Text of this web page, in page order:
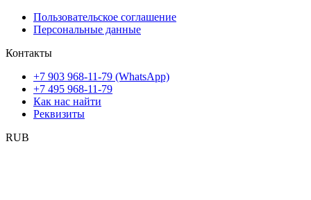
Пользовательское соглашение
Персональные данные
Контакты
+7 903 968-11-79 (WhatsApp)
+7 495 968-11-79
Как нас найти
Реквизиты
RUB